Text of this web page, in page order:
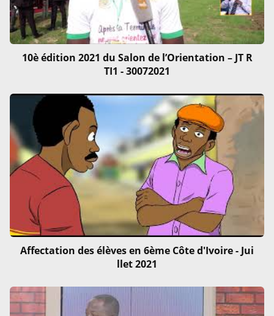
10è édition 2021 du Salon de l’Orientation – JT R
TI1 - 30072021
Affectation des élèves en 6ème Côte d'Ivoire - Jui
llet 2021